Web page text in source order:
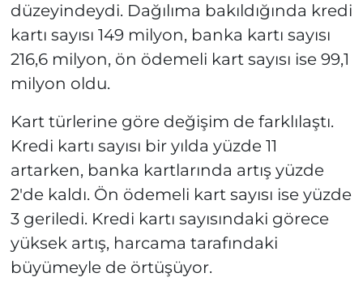
düzeyindeydi. Dağılıma bakıldığında kredi
kartı sayısı 149 milyon, banka kartı sayısı
216,6 milyon, ön ödemeli kart sayısı ise 99,1
milyon oldu.
Kart türlerine göre değişim de farklılaştı.
Kredi kartı sayısı bir yılda yüzde 11
artarken, banka kartlarında artış yüzde
2'de kaldı. Ön ödemeli kart sayısı ise yüzde
3 geriledi. Kredi kartı sayısındaki görece
yüksek artış, harcama tarafındaki
büyümeyle de örtüşüyor.